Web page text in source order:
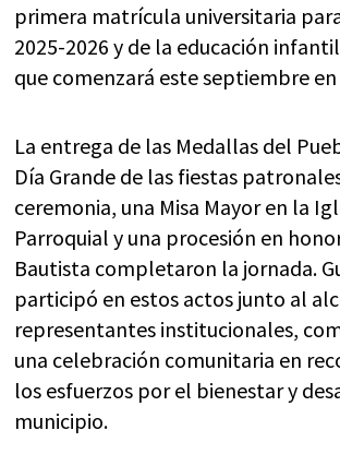
primera matrícula universitaria
2025-2026 y de la educación
que comenzará este septiembre
La entrega de las Medallas del
Día Grande de las fiestas
ceremonia, una Misa Mayor en la
Parroquial y una procesión en
Bautista completaron la jornada.
participó en estos actos junto al
representantes institucionales,
una celebración comunitaria en
los esfuerzos por el bienestar y
municipio.